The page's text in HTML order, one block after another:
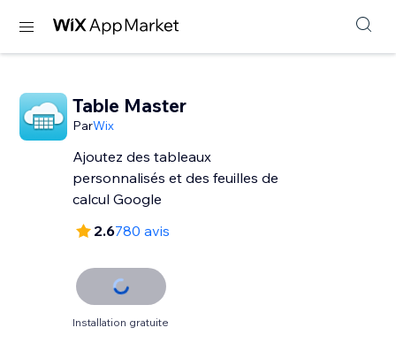
Table Master
ParWix
Ajoutez des tableaux
personnalisés et des feuilles de
calcul Google
2.6780 avis
Installation gratuite